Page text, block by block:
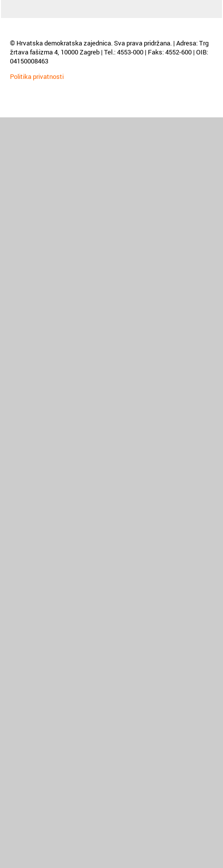
© Hrvatska demokratska zajednica. Sva prava pridržana. | Adresa: Trg
žrtava fašizma 4, 10000 Zagreb | Tel.: 4553-000 | Faks: 4552-600 | OIB:
04150008463
Politika privatnosti